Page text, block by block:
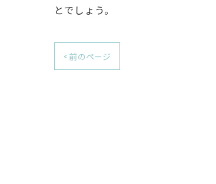
とでしょう。
< 前のページ